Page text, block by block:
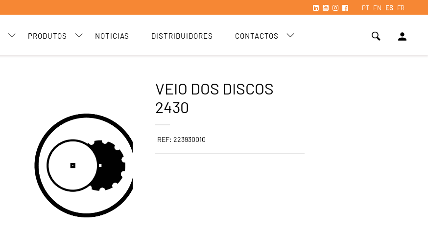
PT EN ES FR
PRODUTOS NOTICIAS DISTRIBUIDORES CONTACTOS person
VEIO DOS DISCOS
2430
REF: 223930010